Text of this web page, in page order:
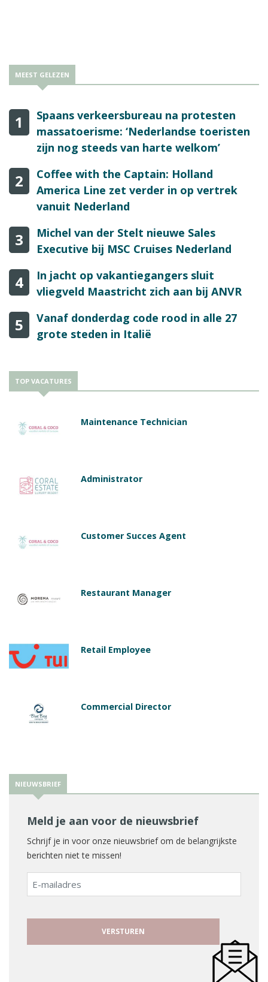
MEEST GELEZEN
1
Spaans verkeersbureau na protesten
massatoerisme: ‘Nederlandse toeristen
zijn nog steeds van harte welkom’
2
Coffee with the Captain: Holland
America Line zet verder in op vertrek
vanuit Nederland
3
Michel van der Stelt nieuwe Sales
Executive bij MSC Cruises Nederland
4
In jacht op vakantiegangers sluit
vliegveld Maastricht zich aan bij ANVR
5
Vanaf donderdag code rood in alle 27
grote steden in Italië
TOP VACATURES
Maintenance Technician
Administrator
Customer Succes Agent
Restaurant Manager
Retail Employee
Commercial Director
NIEUWSBRIEF
Meld je aan voor de nieuwsbrief
Schrijf je in voor onze nieuwsbrief om de belangrijkste
berichten niet te missen!
E-
mailadres